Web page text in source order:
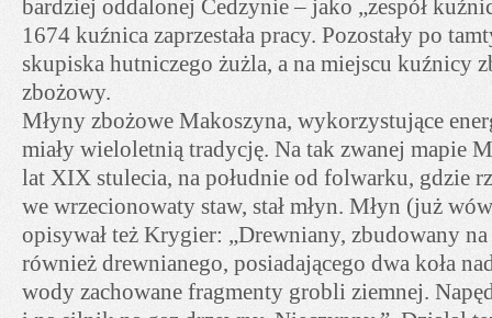
bardziej oddalonej Cedzynie – jako „zespół
1674 kuźnica zaprzestała pracy. Pozostały po
skupiska hutniczego żużla, a na miejscu kuźnicy
zbożowy.
Młyny zbożowe Makoszyna, wykorzystujące
miały wieloletnią tradycję. Na tak zwanej mapie
lat XIX stulecia, na południe od folwarku, gdzie
we wrzecionowaty staw, stał młyn. Młyn (już
opisywał też Krygier: „Drewniany, zbudowany
również drewnianego, posiadającego dwa koła
wody zachowane fragmenty grobli ziemnej.